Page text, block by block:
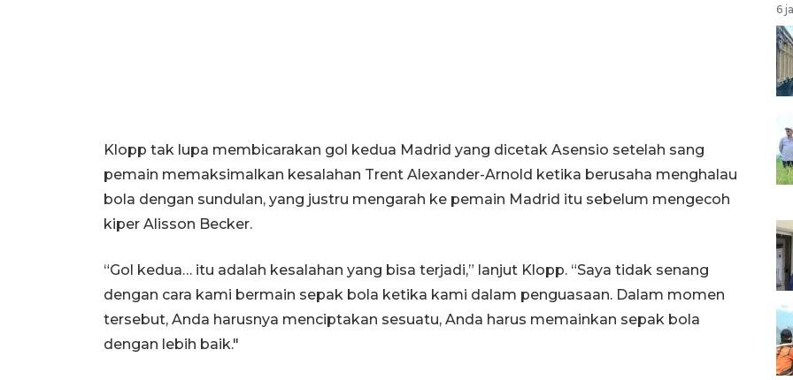
Klopp tak lupa membicarakan gol kedua Madrid yang dicetak Asensio setelah sang
pemain memaksimalkan kesalahan Trent Alexander-Arnold ketika berusaha menghalau
bola dengan sundulan, yang justru mengarah ke pemain Madrid itu sebelum mengecoh
kiper Alisson Becker.
“Gol kedua… itu adalah kesalahan yang bisa terjadi,” lanjut Klopp. “Saya tidak senang
dengan cara kami bermain sepak bola ketika kami dalam penguasaan. Dalam momen
tersebut, Anda harusnya menciptakan sesuatu, Anda harus memainkan sepak bola
dengan lebih baik."
6